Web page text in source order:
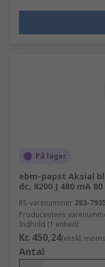
På lager
ebm-papst Aksial
dc, 8200 J 480 mA
RS-varenummer 283-
Producentens
Indhold (1 enhed)
Kr. 450,24(ekskl.
Antal